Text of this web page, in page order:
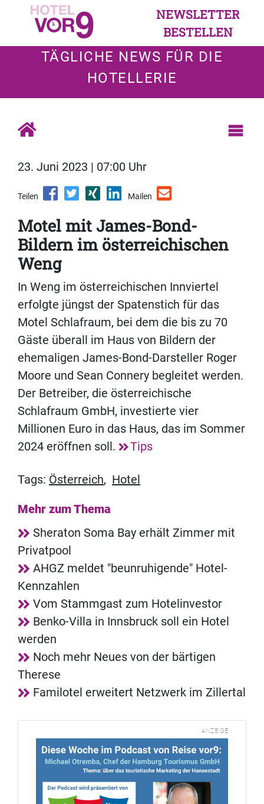
NEWSLETTER
BESTELLEN
TÄGLICHE NEWS FÜR DIE
HOTELLERIE
23. Juni 2023 | 07:00 Uhr
Teilen Mailen
Motel mit James-Bond-
Bildern im österreichischen
Weng
In Weng im österreichischen Innviertel
erfolgte jüngst der Spatenstich für das
Motel Schlafraum, bei dem die bis zu 70
Gäste überall im Haus von Bildern der
ehemaligen James-Bond-Darsteller Roger
Moore und Sean Connery begleitet werden.
Der Betreiber, die österreichische
Schlafraum GmbH, investierte vier
Millionen Euro in das Haus, das im Sommer
2024 eröffnen soll.
Tips
Tags: Österreich, Hotel
Mehr zum Thema
Sheraton Soma Bay erhält Zimmer mit
Privatpool
AHGZ meldet "beunruhigende" Hotel-
Kennzahlen
Vom Stammgast zum Hotelinvestor
Benko-Villa in Innsbruck soll ein Hotel
werden
Noch mehr Neues von der bärtigen
Therese
Familotel erweitert Netzwerk im Zillertal
ANZEIGE